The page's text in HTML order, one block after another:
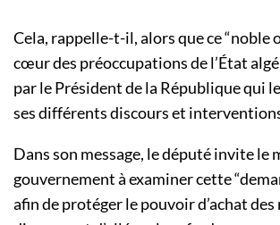
Cela, rappelle-t-il, alors que ce “noble
cœur des préoccupations de l’État
par le Président de la République qui
ses différents discours et
Dans son message, le député invite le
gouvernement à examiner cette
afin de protéger le pouvoir d’achat des